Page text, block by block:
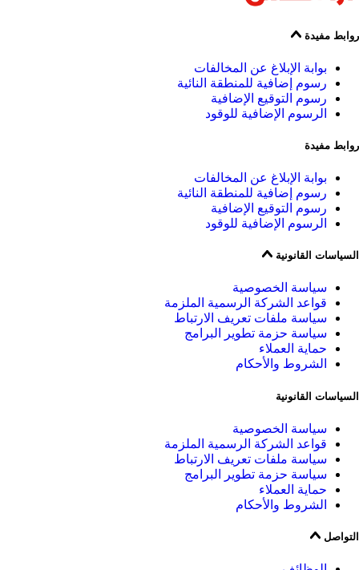
روابط مفيدة
بوابة الإبلاغ عن المخالفات
رسوم إضافية للمنطقة النائية
رسوم التوقيع الإضافية
الرسوم الإضافية للوقود
روابط مفيدة
بوابة الإبلاغ عن المخالفات
رسوم إضافية للمنطقة النائية
رسوم التوقيع الإضافية
الرسوم الإضافية للوقود
السياسات القانونية
سياسة الخصوصية
قواعد الشركة الرسمية الملزمة
سياسة ملفات تعريف الارتباط
سياسة حزمة تطوير البرامج
حماية العملاء
الشروط والأحكام
السياسات القانونية
سياسة الخصوصية
قواعد الشركة الرسمية الملزمة
سياسة ملفات تعريف الارتباط
سياسة حزمة تطوير البرامج
حماية العملاء
الشروط والأحكام
التواصل